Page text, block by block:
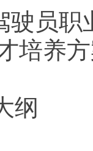
驶员
培养
纲